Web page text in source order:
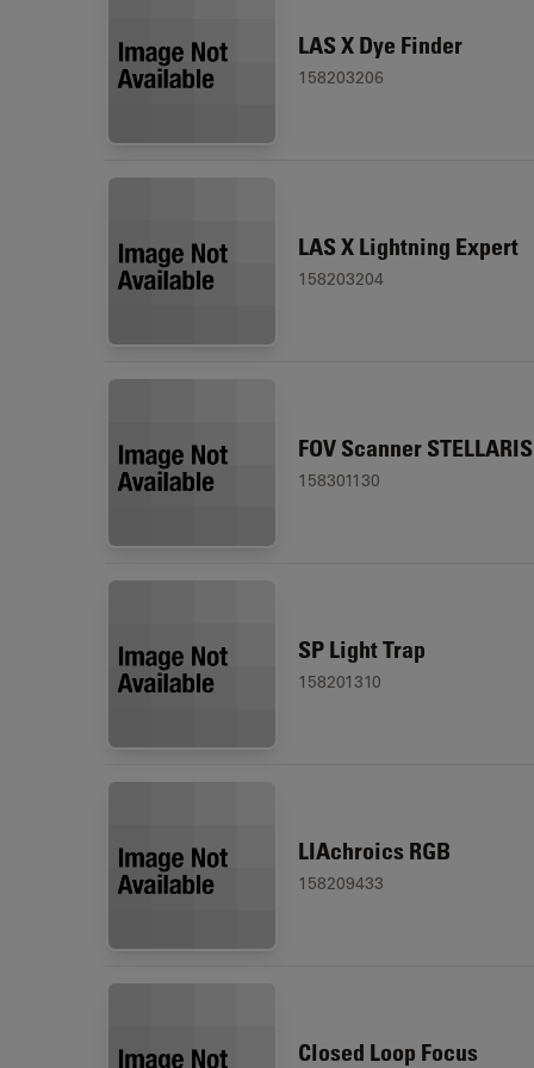
LAS X Dye Finder
158203206
LAS X Lightning Expert
158203204
FOV Scanner STELLARIS
158301130
SP Light Trap
158201310
LIAchroics RGB
158209433
Closed Loop Focus